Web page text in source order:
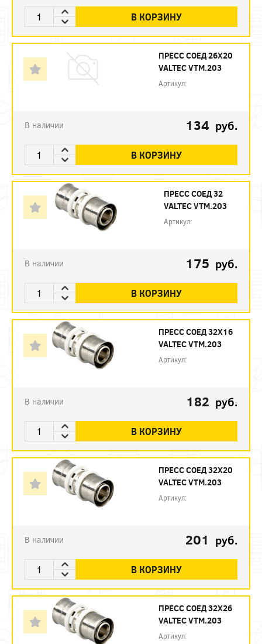
В КОРЗИНУ
ПРЕСС СОЕД 26Х20
VALTEC VTM.203
Артикул:
В наличии 134 руб.
В КОРЗИНУ
ПРЕСС СОЕД 32
VALTEC VTM.203
Артикул:
В наличии 175 руб.
В КОРЗИНУ
ПРЕСС СОЕД 32Х16
VALTEC VTM.203
Артикул:
В наличии 182 руб.
В КОРЗИНУ
ПРЕСС СОЕД 32Х20
VALTEC VTM.203
Артикул:
В наличии 201 руб.
В КОРЗИНУ
ПРЕСС СОЕД 32Х26
VALTEC VTM.203
Артикул: